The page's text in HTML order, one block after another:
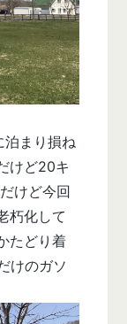
泊まり損ね
けど20キ
けど今回
朽化して
たどり着
けのガソ